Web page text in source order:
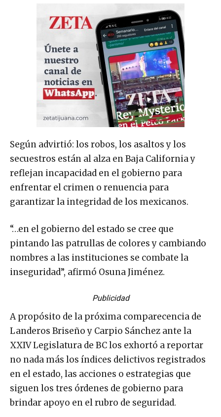
Según advirtió: los robos, los asaltos y los
secuestros están al alza en Baja California y
reflejan incapacidad en el gobierno para
enfrentar el crimen o renuencia para
garantizar la integridad de los mexicanos.
“…en el gobierno del estado se cree que
pintando las patrullas de colores y cambiando
nombres a las instituciones se combate la
inseguridad”, afirmó Osuna Jiménez.
Publicidad
A propósito de la próxima comparecencia de
Landeros Briseño y Carpio Sánchez ante la
XXIV Legislatura de BC los exhortó a reportar
no nada más los índices delictivos registrados
en el estado, las acciones o estrategias que
siguen los tres órdenes de gobierno para
brindar apoyo en el rubro de seguridad.